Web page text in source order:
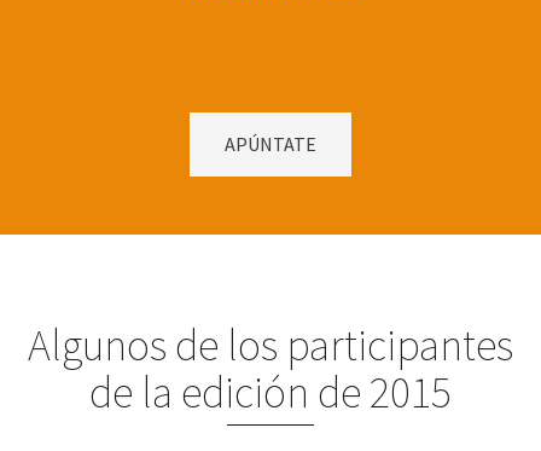
APÚNTATE
Algunos de los participantes
de la edición de 2015